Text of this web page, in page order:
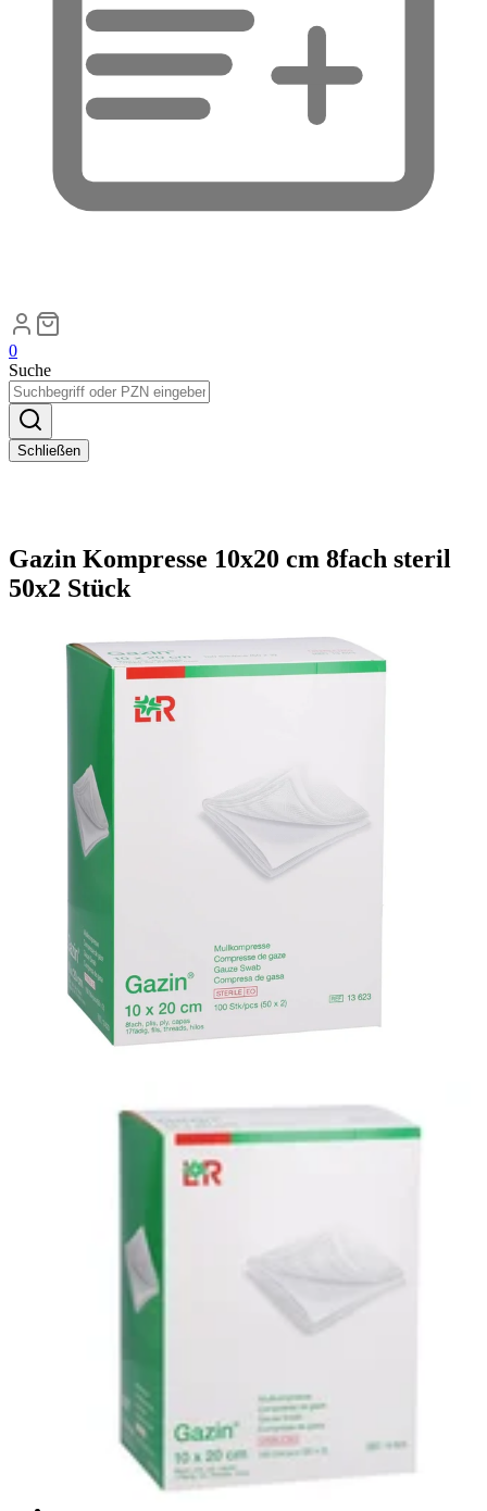
0
Suche
Schließen
Gazin Kompresse 10x20 cm 8fach steril
50x2 Stück